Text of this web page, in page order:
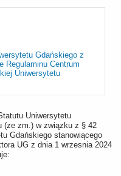
Gdańskiego z
Regulaminu Centrum
Uniwersytetu
Uniwersytetu
(ze zm.) w związku z § 42
Gdańskiego stanowiącego
UG z dnia 1 wrzesnia 2024